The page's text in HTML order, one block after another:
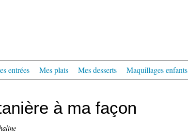
entrées Mes plats Mes desserts Maquillages enfants
à ma façon